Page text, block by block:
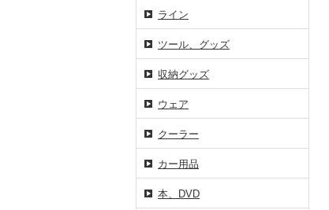
ライン
ツール、グッズ
収納グッズ
ウェア
クーラー
カー用品
本、DVD